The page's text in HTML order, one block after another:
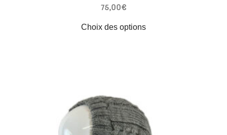
75,00€
Choix des options